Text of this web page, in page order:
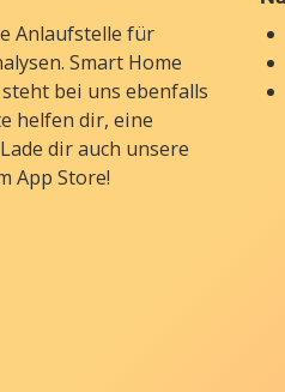
Anlaufstelle für
Smart Home
bei uns ebenfalls
helfen dir, eine
dir auch unsere
App Store!